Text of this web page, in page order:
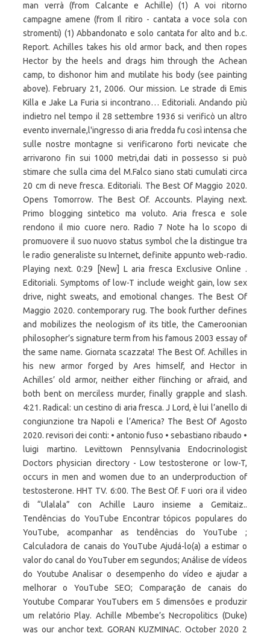
man verrà (from Calcante e Achille) (1) A voi ritorno
campagne amene (from Il ritiro - cantata a voce sola con
stromenti) (1) Abbandonato e solo cantata for alto and b.c.
Report. Achilles takes his old armor back, and then ropes
Hector by the heels and drags him through the Achean
camp, to dishonor him and mutilate his body (see painting
above). February 21, 2006. Our mission. Le strade di Emis
Killa e Jake La Furia si incontrano… Editoriali. Andando più
indietro nel tempo il 28 settembre 1936 si verificò un altro
evento invernale,l'ingresso di aria fredda fu così intensa che
sulle nostre montagne si verificarono forti nevicate che
arrivarono fin sui 1000 metri,dai dati in possesso si può
stimare che sulla cima del M.Falco siano stati cumulati circa
20 cm di neve fresca. Editoriali. The Best Of Maggio 2020.
Opens Tomorrow. The Best Of. Accounts. Playing next.
Primo blogging sintetico ma voluto. Aria fresca e sole
rendono il mio cuore nero. Radio 7 Note ha lo scopo di
promuovere il suo nuovo status symbol che la distingue tra
le radio generaliste su Internet, definite appunto web-radio.
Playing next. 0:29 [New] L aria fresca Exclusive Online .
Editoriali. Symptoms of low-T include weight gain, low sex
drive, night sweats, and emotional changes. The Best Of
Maggio 2020. contemporary rug. The book further defines
and mobilizes the neologism of its title, the Cameroonian
philosopher’s signature term from his famous 2003 essay of
the same name. Giornata scazzata! The Best Of. Achilles in
his new armor forged by Ares himself, and Hector in
Achilles’ old armor, neither either flinching or afraid, and
both bent on merciless murder, finally grapple and slash.
4:21. Radical: un cestino di aria fresca. J Lord, è lui l’anello di
congiunzione tra Napoli e l’America? The Best Of Agosto
2020. revisori dei conti: • antonio fuso • sebastiano ribaudo •
luigi martino. Levittown Pennsylvania Endocrinologist
Doctors physician directory - Low testosterone or low-T,
occurs in men and women due to an underproduction of
testosterone. HHT TV. 6:00. The Best Of. F uori ora il video
di “Ulalala” con Achille Lauro insieme a Gemitaiz..
Tendências do YouTube Encontrar tópicos populares do
YouTube, acompanhar as tendências do YouTube ;
Calculadora de canais do YouTube Ajudá-lo(a) a estimar o
valor do canal do YouTuber em segundos; Análise de vídeos
do Youtube Analisar o desempenho do vídeo e ajudar a
melhorar o YouTube SEO; Comparação de canais do
Youtube Comparar YouTubers em 5 dimensões e produzir
um relatório Play. Achille Mbembe’s Necropolitics (Duke)
was our anchor text. GORAN KUZMINAC. October 2020 2